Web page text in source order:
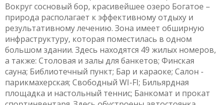
Вокруг сосновый бор, красивейшее озеро Богатое –
природа располагает к эффективному отдыху и
результативному лечению. Зона имеет обширную
инфраструктуру, которая поместилась в одном
большом здании. Здесь находятся 49 жилых номеров,
а также: Столовая и залы для банкетов; Финская
сауна; Библиотечный пункт; Бар и караоке; Салон -
парикмахерская; Свободный WI-FI; Бильярдная
площадка и настольный теннис; Банкомат и прокат